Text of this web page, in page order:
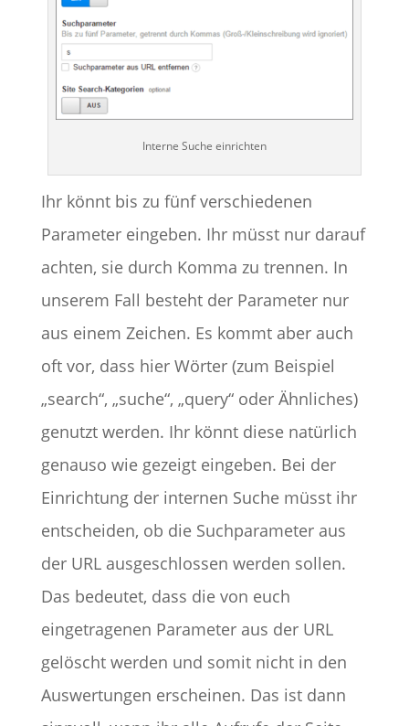
Interne Suche einrichten
Ihr könnt bis zu fünf verschiedenen
Parameter eingeben. Ihr müsst nur darauf
achten, sie durch Komma zu trennen. In
unserem Fall besteht der Parameter nur
aus einem Zeichen. Es kommt aber auch
oft vor, dass hier Wörter (zum Beispiel
„search“, „suche“, „query“ oder Ähnliches)
genutzt werden. Ihr könnt diese natürlich
genauso wie gezeigt eingeben. Bei der
Einrichtung der internen Suche müsst ihr
entscheiden, ob die Suchparameter aus
der URL ausgeschlossen werden sollen.
Das bedeutet, dass die von euch
eingetragenen Parameter aus der URL
gelöscht werden und somit nicht in den
Auswertungen erscheinen. Das ist dann